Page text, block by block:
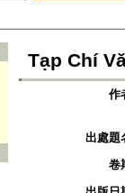
Tạp Chí
作
出處題
卷